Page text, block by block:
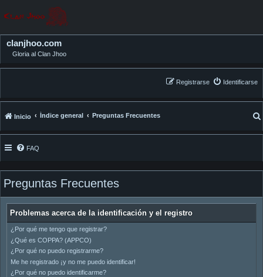
clanjhoo.com
Gloria al Clan Jhoo
Identificarse
Registrarse
Inicio Índice general Preguntas Frecuentes
FAQ
Preguntas Frecuentes
Problemas acerca de la identificación y el registro
¿Por qué me tengo que registrar?
¿Qué es COPPA? (APPCO)
¿Por qué no puedo registrarme?
Me he registrado ¡y no me puedo identificar!
¿Por qué no puedo identificarme?